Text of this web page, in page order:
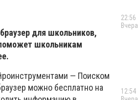
для школьников,
школьникам
— Поиском
можно бесплатно на
22:56
Вчера
12:54